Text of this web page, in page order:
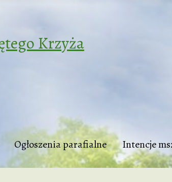
Krzyża
Ogłoszenia parafialne Intencje